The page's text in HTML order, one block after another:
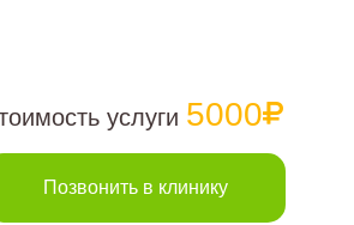
услуги 5000
Позвонить в клинику